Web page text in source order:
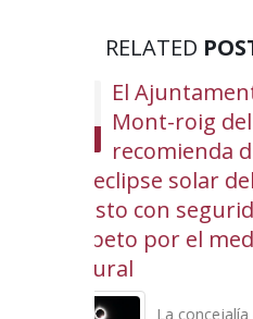
RELATED
06
La plaça
mañana
y
espacios de
A
la plaça Girona y las